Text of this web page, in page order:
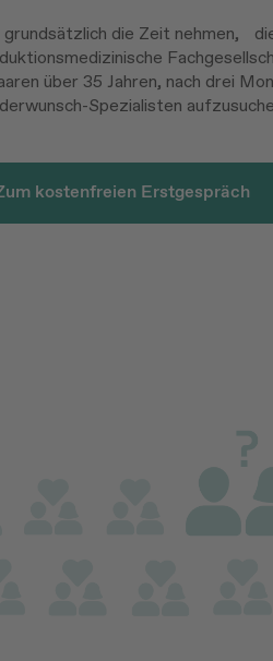
grundsätzlich die Zeit nehmen,
über 35 Jahren, nach drei
Spezialisten
kostenfreien Erstgespräch